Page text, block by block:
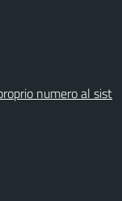
numero al sist